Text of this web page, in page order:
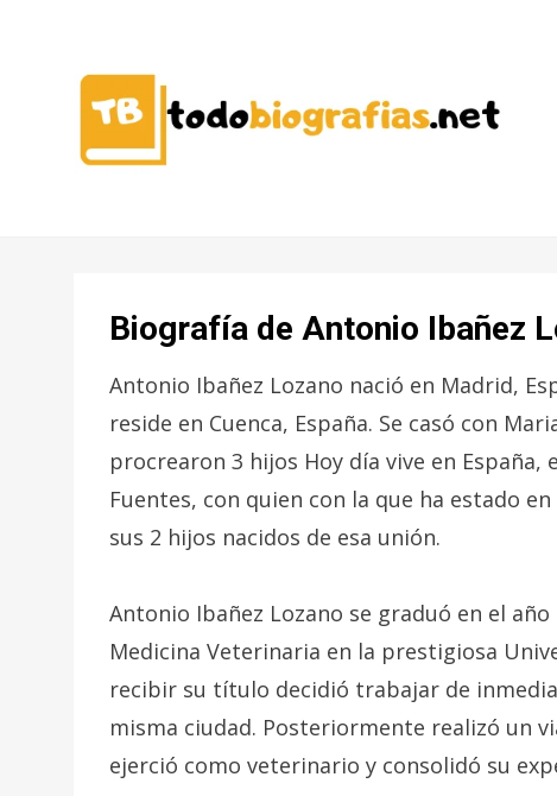
Biografía de Antonio Ibañez
Antonio Ibañez Lozano nació en Madrid,
reside en Cuenca, España. Se casó con
procrearon 3 hijos Hoy día vive en
Fuentes, con quien con la que ha estado
sus 2 hijos nacidos de esa unión.
Antonio Ibañez Lozano se graduó en el
Medicina Veterinaria en la prestigiosa
recibir su título decidió trabajar de
misma ciudad. Posteriormente realizó un
ejerció como veterinario y consolidó su